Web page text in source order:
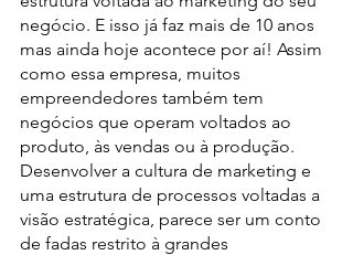
negócio. E isso já faz mais de 10 anos
mas ainda hoje acontece por aí! Assim
como essa empresa, muitos
empreendedores também tem
negócios que operam voltados ao
produto, às vendas ou à produção.
Desenvolver a cultura de marketing e
uma estrutura de processos voltadas a
visão estratégica, parece ser um conto
de fadas restrito à grandes